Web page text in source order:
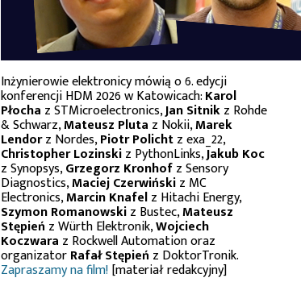
Inżynierowie elektronicy mówią o 6. edycji
konferencji HDM 2026 w Katowicach:Karol
Płocha z STMicroelectronics,Jan Sitnikz Rohde
& Schwarz,Mateusz Pluta z Nokii,Marek
Lendorz Nordes,Piotr Polichtz exa_22,
Christopher Lozinskiz PythonLinks,Jakub Koc
z Synopsys,Grzegorz Kronhofz Sensory
Diagnostics,Maciej Czerwińskiz MC
Electronics,Marcin Knafelz Hitachi Energy,
Szymon Romanowskiz Bustec,Mateusz
Stępień z Würth Elektronik,Wojciech
Koczwara z Rockwell Automation oraz
organizatorRafał Stępień z DoktorTronik.
Zapraszamy na film![materiał redakcyjny]